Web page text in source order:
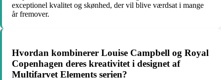
exceptionel kvalitet og skønhed, der vil blive værdsat i mange
år fremover.
Hvordan kombinerer Louise Campbell og Royal
Copenhagen deres kreativitet i designet af
Multifarvet Elements serien?